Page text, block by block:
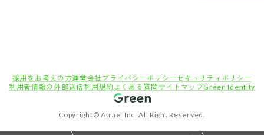
採用をお考えの方運営会社 プライバシーポリシーセキュリティポリシー
利用者情報の外部送信利用規約 よくある質問 サイトマップGreen Identity
Copyright© Atrae, Inc. All Right Reserved.